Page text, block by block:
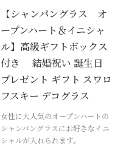
【シャンパングラス オ
ープンハート＆イニシャ
ル】高級ギフトボックス
付き 結婚祝い 誕生日
プレゼント ギフト スワロ
フスキー デコグラス
女性に大人気のオープンハートの
シャンパングラスにお好きなイニ
シャルが入れられます。